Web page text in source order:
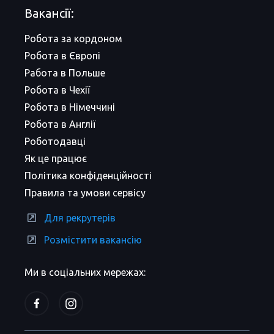
Ми в соціальних мережах:
Вакансії:
Робота за кордоном
Робота в Європі
Работа в Польше
Робота в Чехії
Робота в Німеччині
Робота в Англії
Роботодавці
Як це працює
Політика конфіденційності
Правила та умови сервісу
Для рекрутерів
Розмістити вакансію